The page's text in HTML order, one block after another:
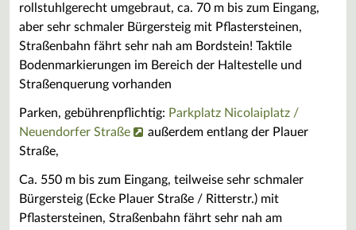
rollstuhlgerecht umgebraut, ca. 70 m bis zum Eingang,
aber sehr schmaler Bürgersteig mit Pflastersteinen,
Straßenbahn fährt sehr nah am Bordstein! Taktile
Bodenmarkierungen im Bereich der Haltestelle und
Straßenquerung vorhanden
Parken, gebührenpflichtig: Parkplatz Nicolaiplatz /
Neuendorfer Straße
außerdem entlang der Plauer
Straße,
Ca. 550 m bis zum Eingang, teilweise sehr schmaler
Bürgersteig (Ecke Plauer Straße / Ritterstr.) mit
Pflastersteinen, Straßenbahn fährt sehr nah am